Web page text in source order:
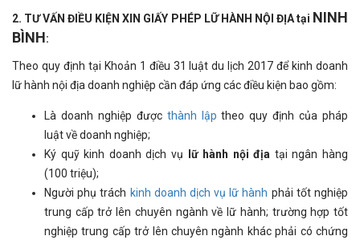
2. TƯ VẤN ĐIỀU KIỆN XIN GIẤY PHÉP LỮ HÀNH NỘI ĐỊA tại NINH
BÌNH:
Theo quy định tại Khoản 1 điều 31 luật du lịch 2017 để kinh doanh
lữ hành nội địa doanh nghiệp cần đáp ứng các điều kiện bao gồm:
Là doanh nghiệp được thành lập theo quy định của pháp
luật về doanh nghiệp;
Ký quỹ kinh doanh dịch vụ
lữ hành nội địa tại ngân hàng
(100 triệu);
Người phụ trách kinh doanh dịch vụ lữ hành phải tốt nghiệp
trung cấp trở lên chuyên ngành về lữ hành; trường hợp tốt
nghiệp trung cấp trở lên chuyên ngành khác phải có chứng